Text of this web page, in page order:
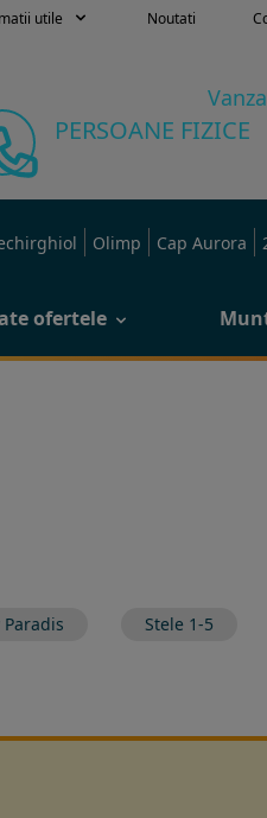
utile Noutati
PERSOANE FIZICE
Olimp Cap Aurora
ofertele
Paradis Stele 1-5